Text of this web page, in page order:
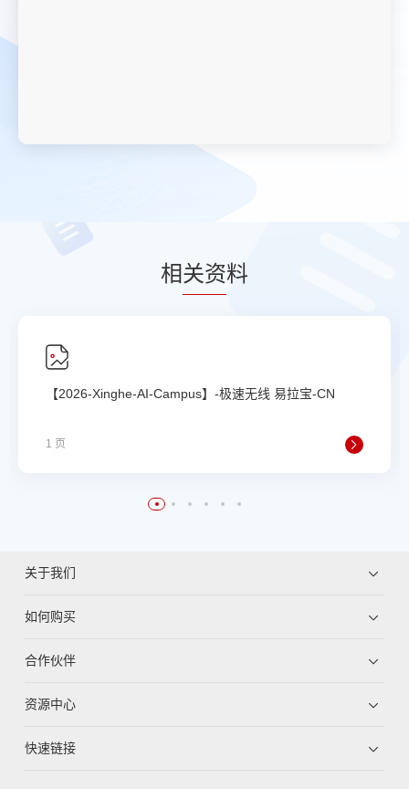
相关资料
【2026-Xinghe-AI-Campus】-极速无线 易拉宝-CN
1 页
关于我们
如何购买
合作伙伴
资源中心
快速链接